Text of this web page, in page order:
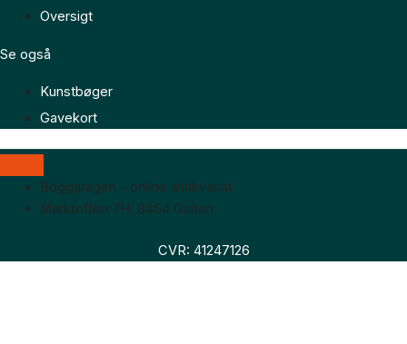
Oversigt
Se også
Kunstbøger
Gavekort
Boggaragen – online antikvariat
Marktoften 7H, 8464 Galten
CVR: 41247126